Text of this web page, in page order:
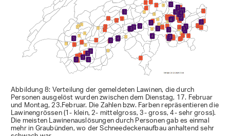
Abbildung 8: Verteilung der gemeldeten Lawinen, die durch
Personen ausgelöst wurden zwischen dem Dienstag, 17. Februar
und Montag, 23.Februar. Die Zahlen bzw. Farben repräsentieren die
Lawinengrössen (1- klein, 2- mittelgross, 3- gross, 4- sehr gross).
Die meisten Lawinenauslösungen durch Personen gab es einmal
mehr in Graubünden, wo der Schneedeckenaufbau anhaltend sehr